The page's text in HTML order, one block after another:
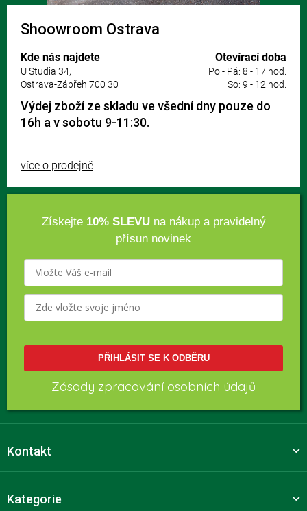
Shoowroom Ostrava
Kde nás najdete
U Studia 34,
Ostrava-Zábřeh 700 30
Otevírací doba
Po - Pá: 8 - 17 hod.
So: 9 - 12 hod.
Výdej zboží ze skladu ve všední dny pouze do
16h a v sobotu 9-11:30.
více o prodejně
Získejte 10% SLEVUna nákup a pravidelný
přísun novinek
PŘIHLÁSIT SE K ODBĚRU
Zásady zpracování osobních údajů
Kontakt
Kategorie